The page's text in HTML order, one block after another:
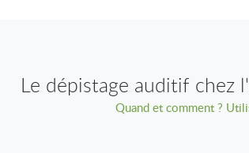
Le dépistage auditif chez
troubles du
Quand et comment ?